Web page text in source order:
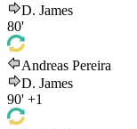
D. James
80'
Andreas Pereira
D. James
90' +1